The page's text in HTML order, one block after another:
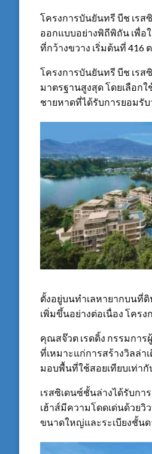
โครงการบันยันทรี บีช เรส
ออกแบบอย่างพิถีพิถัน เพื่อ
ที่กว้างขวาง เริ่มต้นที่ 416
โครงการบันยันทรี บีช เรส
มาตรฐานสูงสุด โดยเลือก
ชายหาดที่ได้รับการยอมรั
ตั้งอยู่บนทำเลหายากบนที่
เพิ่มขึ้นอย่างต่อเนื่อง โคร
คุณสจ๊วต เรดดิ้ง กรรมการ
ที่เหมาะแก่การสร้างวิลล่
มอบพื้นที่ใช้สอยเทียบเท่ากั
เรสซิเดนซ์ชั้นล่างได้รับก
เฮ้าส์มีความโดดเด่นด้วยวิ
ขนาดใหญ่และระเบียงชั้น